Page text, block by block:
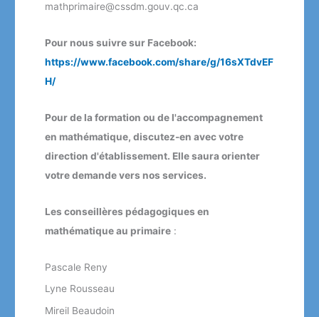
mathprimaire@cssdm.gouv.qc.ca
Pour nous suivre sur Facebook:
https://www.facebook.com/share/g/16sXTdvEF
H/
Pour de la formation ou de l'accompagnement
en mathématique, discutez-en avec votre
direction d'établissement. Elle saura orienter
votre demande vers nos services.
Les conseillères pédagogiques en
mathématique au primaire :
Pascale Reny
Lyne Rousseau
Mireil Beaudoin